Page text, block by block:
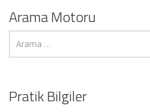
Arama Motoru
Pratik Bilgiler